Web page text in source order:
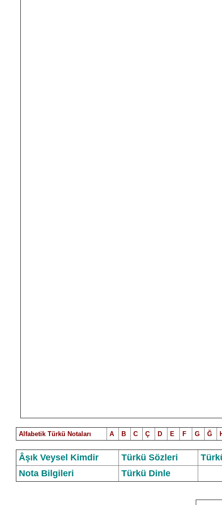
Alfabetik Türkü Notaları A B C Ç D E F G Ğ
Âşık Veysel Kimdir Türkü Sözleri
Nota Bilgileri
Türkü Dinle